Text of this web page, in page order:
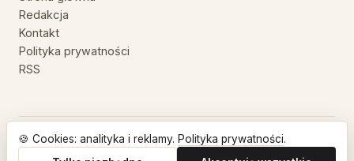
Redakcja
Kontakt
Polityka prywatności
RSS
© 2026 MyśliZłote — Wszystkie prawa zastrzeżone.
🍪 Cookies: analityka i reklamy. Polityka prywatności.